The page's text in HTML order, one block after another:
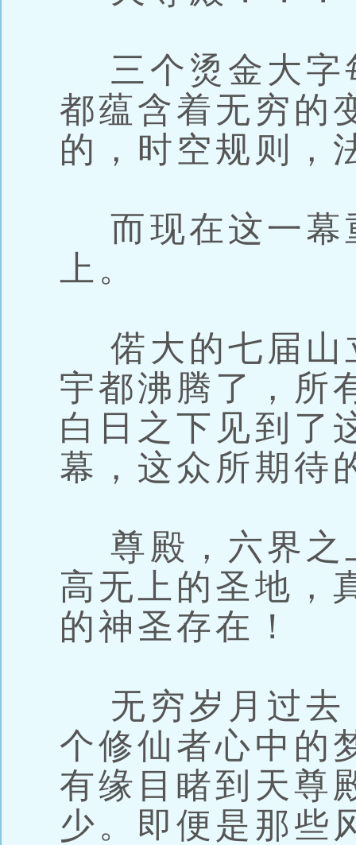
三个烫金大字
都蕴含着无穷的
的，时空规则，
而现在这一幕
上。
偌大的七届山
宇都沸腾了，所
白日之下见到了
幕，这众所期待
尊殿，六界之
高无上的圣地，
的神圣存在！
无穷岁月过去
个修仙者心中的
有缘目睹到天尊
少。即便是那些